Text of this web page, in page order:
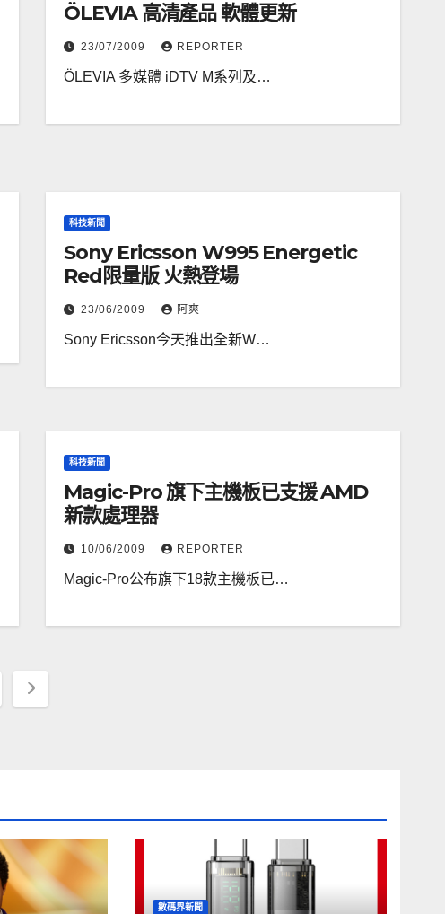
ÖLEVIA 高清產品 軟體更新
23/07/2009 REPORTER
ÖLEVIA 多媒體 iDTV M系列及…
科技新聞
Sony Ericsson W995 Energetic
Red限量版 火熱登場
23/06/2009 阿爽
Sony Ericsson今天推出全新W…
科技新聞
Magic-Pro 旗下主機板已支援 AMD
新款處理器
10/06/2009 REPORTER
Magic-Pro公布旗下18款主機板已…
數碼界新聞